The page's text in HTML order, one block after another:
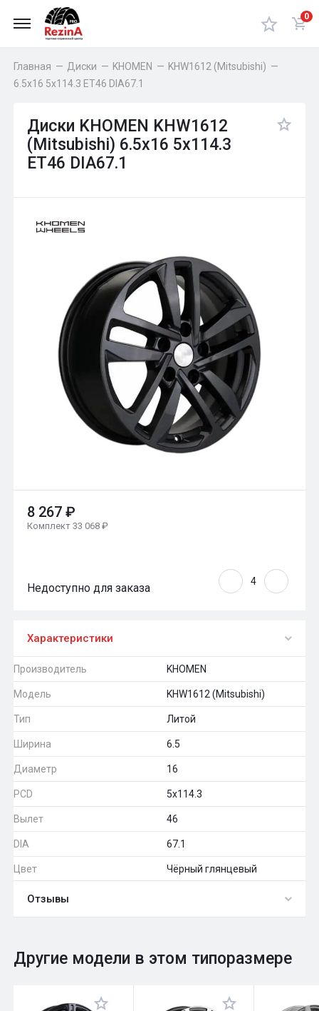
0
Главная — Диски — KHOMEN — KHW1612 (Mitsubishi) —
6.5x16 5x114.3 ET46 DIA67.1
Диски KHOMEN KHW1612
(Mitsubishi) 6.5x16 5x114.3
ET46 DIA67.1
8 267 ₽
Комплект 33 068 ₽
Недоступно для заказа
Характеристики
Производитель KHOMEN
Модель KHW1612 (Mitsubishi)
Тип Литой
Ширина 6.5
Диаметр 16
PCD 5x114.3
Вылет 46
DIA 67.1
Цвет Чёрный глянцевый
Отзывы
Оставить отзыв
Общий рейтинг 0
Другие модели в этом типоразмере